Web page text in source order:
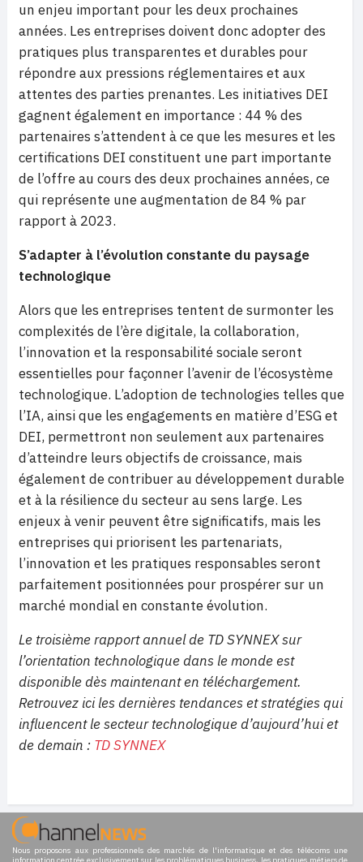
un enjeu important pour les deux prochaines
années. Les entreprises doivent donc adopter des
pratiques plus transparentes et durables pour
répondre aux pressions réglementaires et aux
attentes des parties prenantes. Les initiatives DEI
gagnent également en importance : 44 % des
partenaires s’attendent à ce que les mesures et les
certifications DEI constituent une part importante
de l’offre au cours des deux prochaines années, ce
qui représente une augmentation de 84 % par
rapport à 2023.
S’adapter à l’évolution constante du paysage
technologique
Alors que les entreprises tentent de surmonter les
complexités de l’ère digitale, la collaboration,
l’innovation et la responsabilité sociale seront
essentielles pour façonner l’avenir de l’écosystème
technologique. L’adoption de technologies telles que
l’IA, ainsi que les engagements en matière d’ESG et
DEI, permettront non seulement aux partenaires
d’atteindre leurs objectifs de croissance, mais
également de contribuer au développement durable
et à la résilience du secteur au sens large. Les
enjeux à venir peuvent être significatifs, mais les
entreprises qui priorisent les partenariats,
l’innovation et les pratiques responsables seront
parfaitement positionnées pour prospérer sur un
marché mondial en constante évolution.
Le troisième rapport annuel de TD SYNNEX sur
l’orientation technologique dans le monde est
disponible dès maintenant en téléchargement.
Retrouvez ici les dernières tendances et stratégies qui
influencent le secteur technologique d’aujourd’hui et
de demain : TD SYNNEX
Nous proposons aux professionnels des marchés de l'informatique et des télécoms une